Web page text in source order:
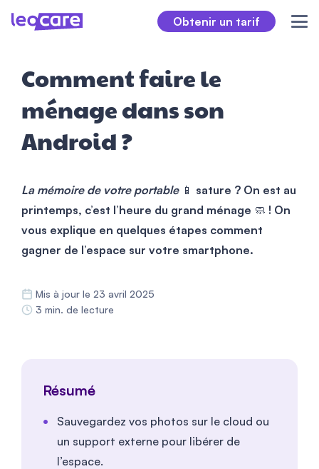
Obtenir un tarif
Comment faire le
ménage dans son
Android ?
La mémoire de votre portable📱 sature ? On est au
printemps, c’est l’heure du grand ménage 🧼 ! On
vous explique en quelques étapes comment
gagner de l’espace sur votre smartphone.
Mis à jour le 23 avril 2025
3 min. de lecture
Résumé
Sauvegardez vos photos sur le cloud ou
un support externe pour libérer de
l’espace. ​